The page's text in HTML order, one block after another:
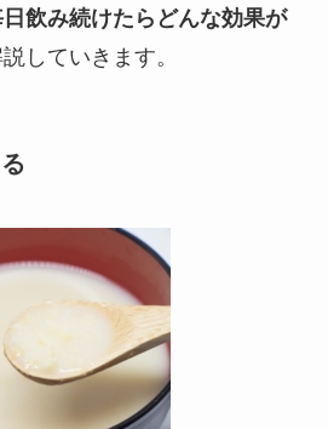
飲み続けたらどんな効果が
していきます。